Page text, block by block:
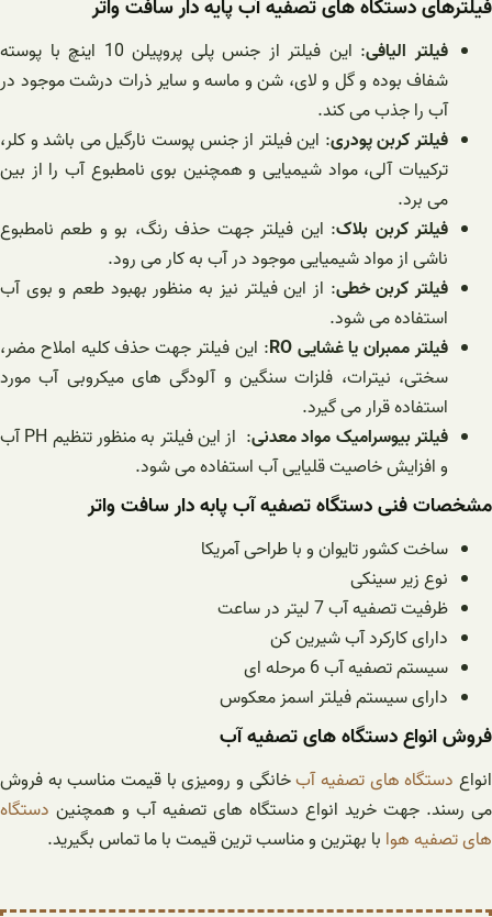
فیلترهای دستگاه های تصفیه آب پایه دار سافت واتر
فیلتر الیافی
: این فیلتر از جنس پلی پروپیلن 10 اینچ با پوسته
شفاف بوده و گل و لای، شن و ماسه و سایر ذرات درشت موجود در
آب را جذب می کند.
فیلتر کربن پودری: این فیلتر از جنس پوست نارگیل می باشد و کلر،
ترکیبات آلی، مواد شیمیایی و همچنین بوی نامطبوع آب را از بین
می برد.
فیلتر کربن بلاک: این فیلتر جهت حذف رنگ، بو و طعم نامطبوع
ناشی از مواد شیمیایی موجود در آب به کار می رود.
فیلتر کربن خطی: از این فیلتر نیز به منظور بهبود طعم و بوی آب
استفاده می شود.
فیلتر ممبران یا غشایی RO
: این فیلتر جهت حذف کلیه املاح مضر،
سختی، نیترات، فلزات سنگین و آلودگی های میکروبی آب مورد
استفاده قرار می گیرد.
فیلتر بیوسرامیک مواد معدنی
: از این فیلتر به منظور تنظیم PH آب
و افزایش خاصیت قلیایی آب استفاده می شود.
مشخصات فنی دستگاه تصفیه آب پابه دار سافت واتر
ساخت کشور تایوان و با طراحی آمریکا
نوع زیر سینکی
ظرفیت تصفیه آب 7 لیتر در ساعت
دارای کارکرد آب شیرین کن
سیستم تصفیه آب 6 مرحله ای
دارای سیستم فیلتر اسمز معکوس
فروش انواع دستگاه های تصفیه آب
انواع دستگاه های تصفیه آبخانگی و رومیزی با قیمت مناسب به فروش
می رسند. جهت خرید انواع دستگاه های تصفیه آب و همچنین دستگاه
های تصفیه هوا با بهترین و مناسب ترین قیمت با ما تماس بگیرید.